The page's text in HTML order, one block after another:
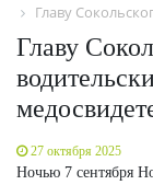
Главу
Главу
27 октября 2025
Ночью 7 сентября